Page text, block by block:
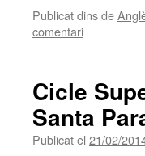
Publicat dins de
comentari
Cicle
Santa
Publicat el 21/02/